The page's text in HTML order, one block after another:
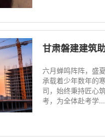
甘肃磐建建筑助
六月蝉鸣阵阵，盛
承载着少年数年的
司，始终秉持匠心
考，为全体赴考学